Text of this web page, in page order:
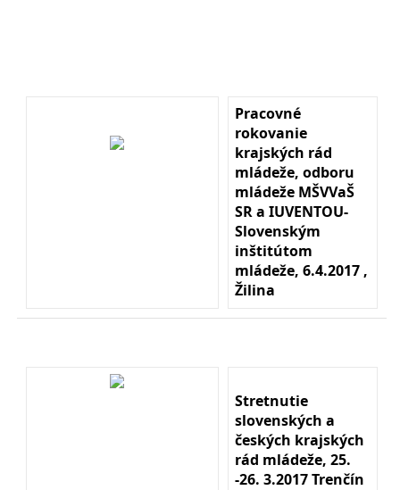
Pracovné
rokovanie
krajských rád
mládeže, odboru
mládeže MŠVVaŠ
SR a IUVENTOU-
Slovenským
inštitútom
mládeže, 6.4.2017 ,
Žilina
Stretnutie
slovenských a
českých krajských
rád mládeže, 25.
-26. 3.2017 Trenčín